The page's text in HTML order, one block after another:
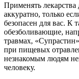
Применять
аккуратно, только
безопасен для вас. К
обезболивающие,
травмах,
при пищевых
незнакомым людям
человеку.